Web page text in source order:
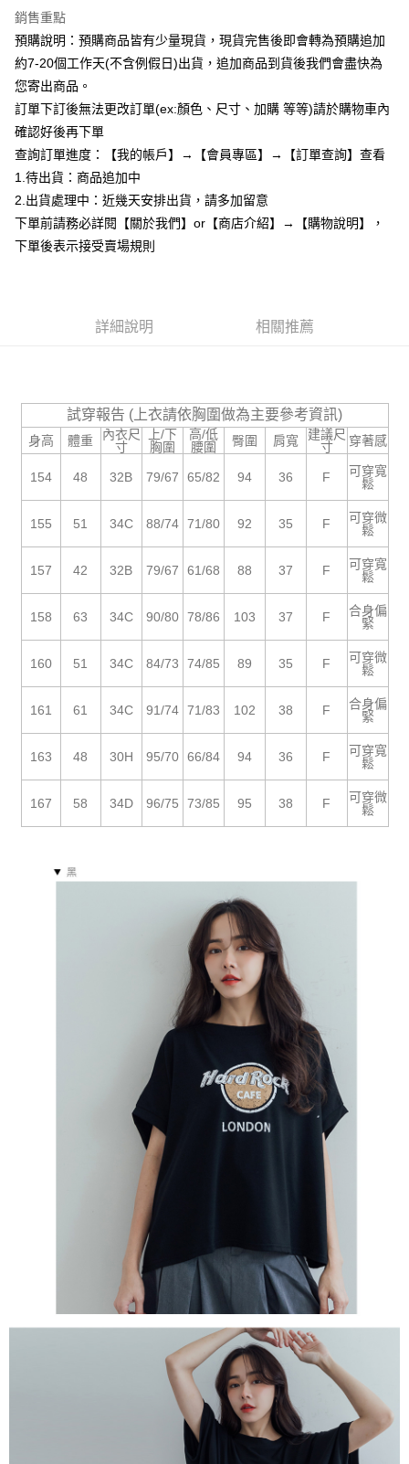
Google Pay
全支付
【關於「AFTEE先享後付」】
AFTEE先享後付是「在收到商品之後才付款」的支付方式。 讓您購物簡單
便利好安心！
１．簡單：不需註冊會員、不需綁卡、不需儲值。
２．便利：只要手機號碼，簡訊認證，即可結帳。
３．安心：先確認商品／服務後，再付款。
１．於結帳方式選擇「AFTEE先享後付」後，將跳轉至「AFTEE先享後付」
ATM／網路銀行／等多元方式進行付款，方視為交易完成。
※ 請注意：結帳手續完成當下不需立刻繳費，但若您需要取消訂單，請聯絡
客戶支援中心」https://netprotections.freshdesk.com/support/home
【注意事項】
１．透過由恩沛科技股份有限公司提供之「AFTEE先享後付」服務完成之交
易，需依本服務之必要範圍內提供個人資料，並將交易相關給付款項請求債
權轉讓予恩沛科技股份有限公司。
https://aftee.tw/terms/#terms3
３．未成年的使用者請事先徵得法定代理人或監護人之同意方可使用
「AFTEE先享後付」，若未經同意申辦者引起之損失，本公司不負相關責
４．使用「AFTEE先享後付」時，將依據個別帳號之用戶狀況，依本公司即
時審查核予不同之上限額度；若仍有額度不足之情形，本公司將視審查結果
恩沛科技股份有限公司將有權停止該用戶之使用額度並採取法律行動。
ATM付款
運送方式
全家付款取貨
每筆NT$85，滿NT$799(含以上)免運費
每筆NT$85，滿NT$799(含以上)免運費
宅配
海外宅配 查看運費
銷售重點
預購說明：預購商品皆有少量現貨，現貨完售後即會轉為預購追加
約7-20個工作天(不含例假日)出貨，追加商品到貨後我們會盡快為
您寄出商品。
訂單下訂後無法更改訂單(ex:顏色、尺寸、加購 等等)請於購物車內
確認好後再下單
查詢訂單進度：【我的帳戶】→【會員專區】→【訂單查詢】查看
1.待出貨：商品追加中
2.出貨處理中：近幾天安排出貨，請多加留意
下單前請務必詳閱【關於我們】or【商店介紹】→【購物說明】，
下單後表示接受賣場規則
詳細說明 相關推薦
試穿報告 (上衣請依胸圍做為主要參考資訊)
身高 體重
內衣尺
寸
上/下
胸圍
高/低
腰圍
臀圍 肩寬
建議尺
寸
穿著感
154 48 32B 79/67 65/82 94 36 F
可穿寬
鬆
155 51 34C 88/74 71/80 92 35 F
可穿微
鬆
157 42 32B 79/67 61/68 88 37 F
可穿寬
鬆
158 63 34C 90/80 78/86 103 37 F
合身偏
緊
160 51 34C 84/73 74/85 89 35 F
可穿微
鬆
161 61 34C 91/74 71/83 102 38 F
合身偏
緊
163 48 30H 95/70 66/84 94 36 F
可穿寬
鬆
167 58 34D 96/75 73/85 95 38 F
可穿微
鬆